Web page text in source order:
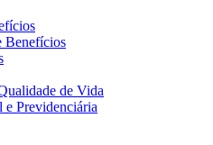
Benefícios
de Vida
Previdenciária